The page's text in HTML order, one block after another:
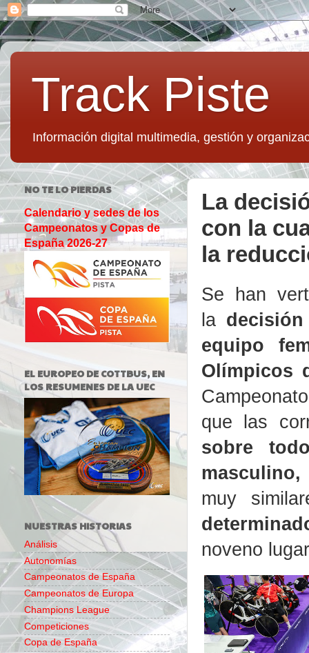
Track Piste
Información digital multimedia, gestión y
La
con la
la
Se han
la
equipo
Olímpicos
que las
sobre
masculino,
muy
noveno
NO TE LO PIERDAS
Calendario y sedes de los
Campeonatos y Copas de
España 2026-27
EL EUROPEO DE COTTBUS, EN
LOS RESUMENES DE LA UEC
NUESTRAS HISTORIAS
Análisis
Autonomías
Campeonatos de España
Campeonatos de Europa
Champions League
Competiciones
Copa de España